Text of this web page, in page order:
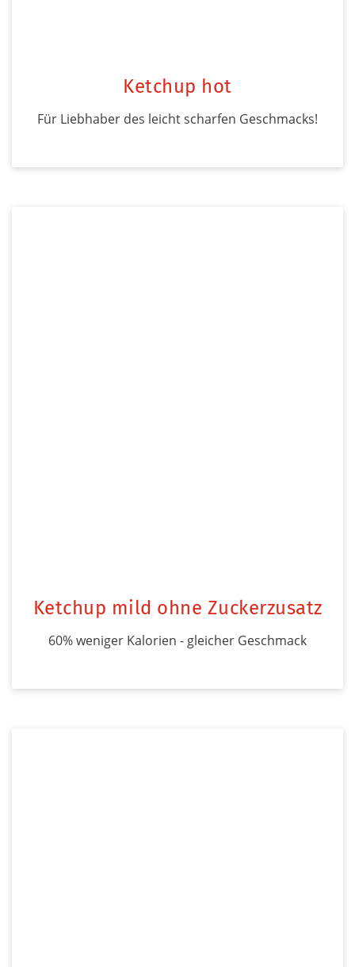
Ketchup hot
Für Liebhaber des leicht scharfen Geschmacks!
Ketchup mild ohne Zuckerzusatz
60% weniger Kalorien - gleicher Geschmack